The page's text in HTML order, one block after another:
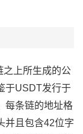
之上所生成的公
于USDT发行于
每条链的地址格
并且包含42位字